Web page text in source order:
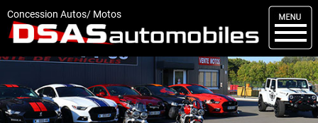
Concession Autos/ Motos
Menu
DSAS
Kit carrosserie
Nos occasions